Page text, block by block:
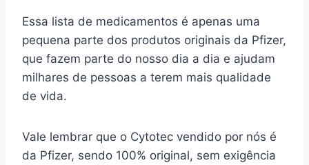
Essa lista de medicamentos é apenas uma
pequena parte dos produtos originais da Pfizer,
que fazem parte do nosso dia a dia e ajudam
milhares de pessoas a terem mais qualidade
de vida.
Vale lembrar que o Cytotec vendido por nós é
da Pfizer, sendo 100% original, sem exigência